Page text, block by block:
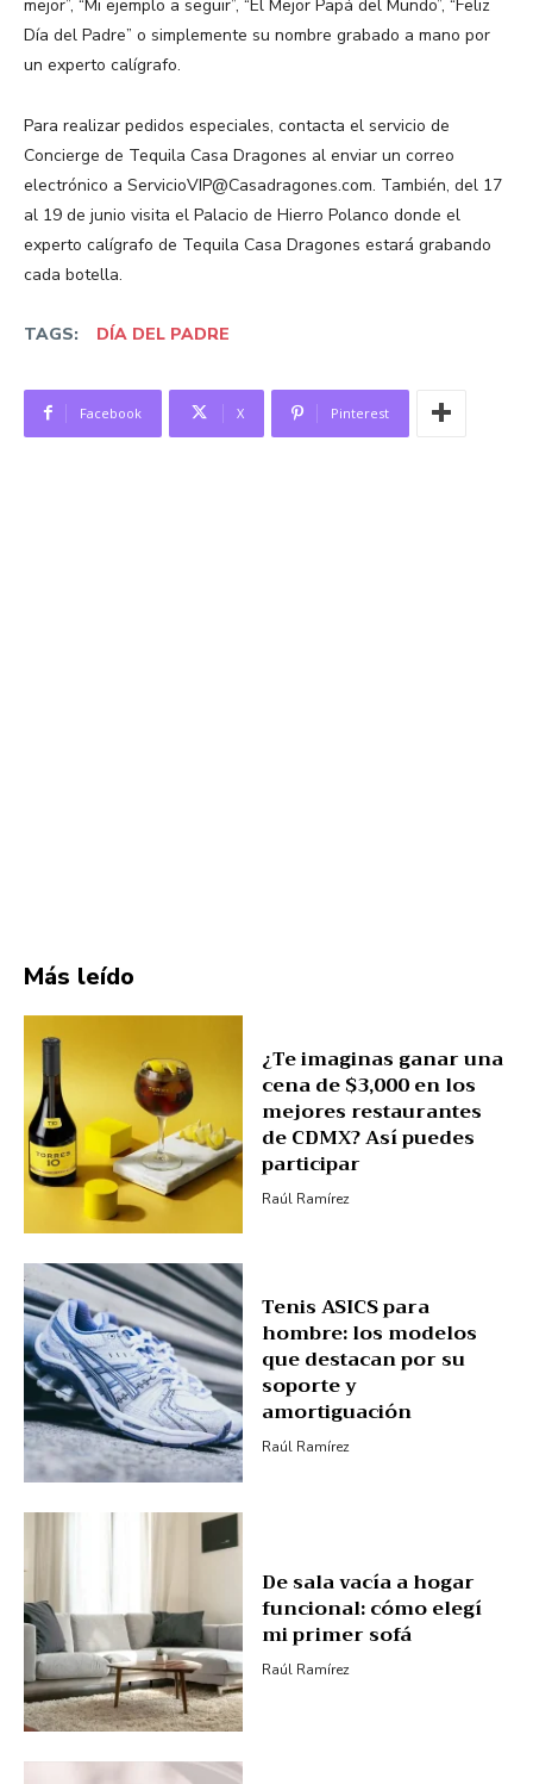
mejor”, “Mi ejemplo a seguir”, “El Mejor Papá del Mundo”, “Feliz
Día del Padre” o simplemente su nombre grabado a mano por
un experto calígrafo.
Para realizar pedidos especiales, contacta el servicio de
Concierge de Tequila Casa Dragones al enviar un correo
electrónico a ServicioVIP@Casadragones.com. También, del 17
al 19 de junio visita el Palacio de Hierro Polanco donde el
experto calígrafo de Tequila Casa Dragones estará grabando
cada botella.
TAGS: DÍA DEL PADRE
Facebook X Pinterest
Más leído
¿Te imaginas ganar una
cena de $3,000 en los
mejores restaurantes
de CDMX? Así puedes
participar
Raúl Ramírez
Tenis ASICS para
hombre: los modelos
que destacan por su
soporte y
amortiguación
Raúl Ramírez
De sala vacía a hogar
funcional: cómo elegí
mi primer sofá
Raúl Ramírez